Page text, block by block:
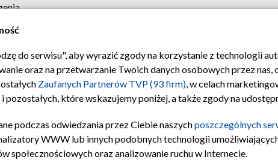
Regulamin TVP Polityka prywatności Moje
do serwisu", aby wyrazić zgody na korzystanie z technologii
oraz na przetwarzanie Twoich danych osobowych przez nas,
Zaufanych Partnerów TVP (93 firm), w celach
pozostałych, które wskazujemy poniżej, a także zgody na
podczas odwiedzania przez Ciebie naszychposzczególnych
WWW lub innych podobnych technologii
społecznościowych oraz analizowanie ruchu w Internecie.